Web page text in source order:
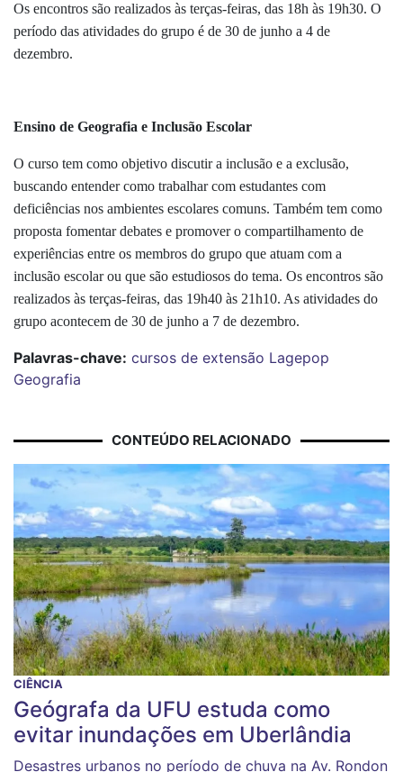
Os encontros são realizados às terças-feiras, das 18h às 19h30. O
período das atividades do grupo é de 30 de junho a 4 de
dezembro.
Ensino de Geografia e Inclusão Escolar
O curso tem como objetivo discutir a inclusão e a exclusão,
buscando entender como trabalhar com estudantes com
deficiências nos ambientes escolares comuns. Também tem como
proposta fomentar debates e promover o compartilhamento de
experiências entre os membros do grupo que atuam com a
inclusão escolar ou que são estudiosos do tema. Os encontros são
realizados às terças-feiras, das 19h40 às 21h10. As atividades do
grupo acontecem de 30 de junho a 7 de dezembro.
Palavras-chave: cursos de extensão Lagepop
Geografia
CONTEÚDO RELACIONADO
CIÊNCIA
Geógrafa da UFU estuda como
evitar inundações em Uberlândia
Desastres urbanos no período de chuva na Av. Rondon